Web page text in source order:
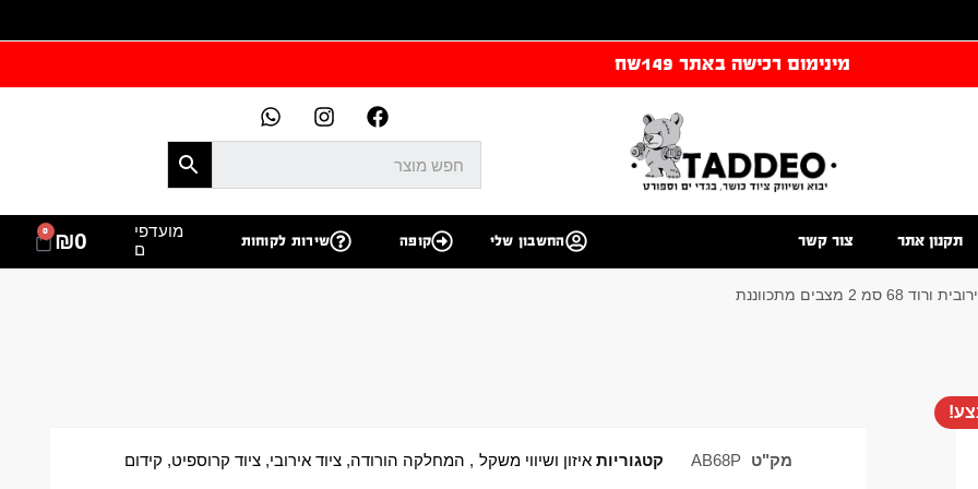
מינימום רכישה באתר 149שח
תקנון אתר צור קשר החשבון שלי קופה שירות לקוחות
מועדפי
ם
₪0
0
סמ 2 מצבים מתכווננת
מק"ט AB68P קטגוריות איזון ושיווי משקל , המחלקה הורודה,ציוד אירובי,ציוד קרוספיט, קידום